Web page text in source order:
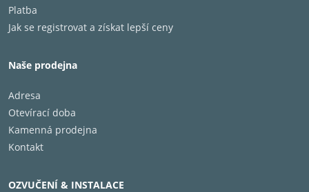
Platba
Jak se registrovat a získat lepší ceny
Naše prodejna
Adresa
Otevírací doba
Kamenná prodejna
Kontakt
OZVUČENÍ & INSTALACE